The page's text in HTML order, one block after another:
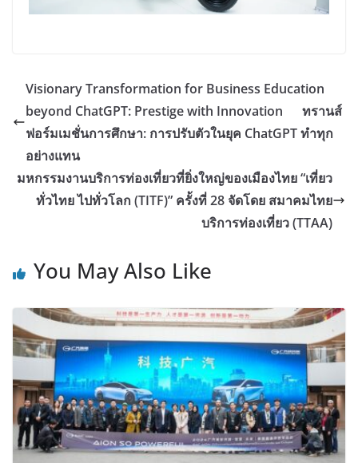
Visionary Transformation for Business Education
beyond ChatGPT: Prestige with Innovation ทรานส์
ฟอร์มเมชั่นการศึกษา: การปรับตัวในยุค ChatGPT ทำทุก
อย่างแทน
มหกรรมงานบริการท่องเที่ยวที่ยิ่งใหญ่ของเมืองไทย “เที่ยว
ทั่วไทย ไปทั่วโลก (TITF)” ครั้งที่ 28 จัดโดย สมาคมไทย
บริการท่องเที่ยว (TTAA)
You May Also Like